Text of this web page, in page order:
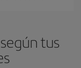
tus